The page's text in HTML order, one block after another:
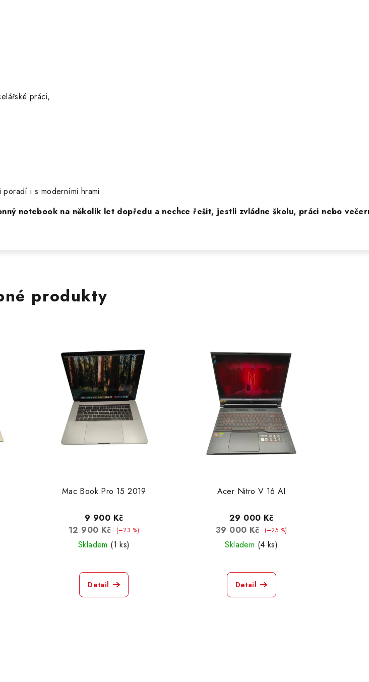
práci,
i s moderními hrami.
notebook na několik let dopředu a nechce řešit, jestli zvládne školu, práci nebo
produkty
Mac Book Pro 15 2019
9 900 Kč
12 900 Kč
(–23 %)
Skladem (1 ks)
Detail
Acer Nitro V 16 AI
29 000 Kč
39 000 Kč
(–25 %)
Skladem (4 ks)
Detail